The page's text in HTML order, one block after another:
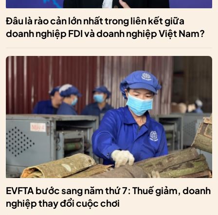
Đâu là rào cản lớn nhất trong liên kết giữa
doanh nghiệp FDI và doanh nghiệp Việt Nam?
EVFTA bước sang năm thứ 7: Thuế giảm, doanh
nghiệp thay đổi cuộc chơi